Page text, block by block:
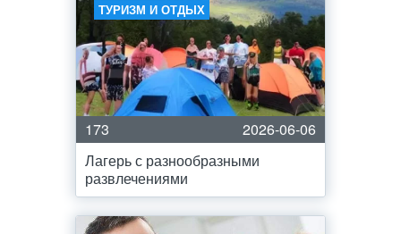
ТУРИЗМ И ОТДЫХ
173
2026-06-06
Лагерь с разнообразными
развлечениями